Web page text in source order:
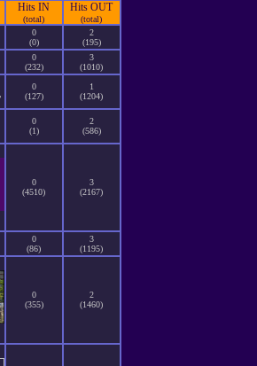
Hits IN
(total)
Hits OUT
(total)
0
(0)
2
(195)
0
(232)
3
(1010)
0
(127)
1
(1204)
0
(1)
2
(586)
0
(4510)
3
(2167)
0
(86)
3
(1195)
0
(355)
2
(1460)